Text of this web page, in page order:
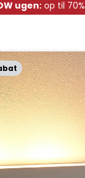
ugen:op til 70%